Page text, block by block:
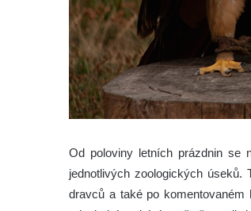
Od poloviny letních prázdnin se
jednotlivých zoologických úseků.
dravců a také po